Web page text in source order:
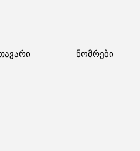
ნომრები